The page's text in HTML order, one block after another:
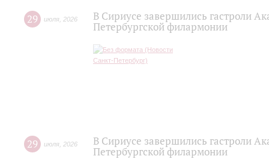
29 июля 2026
В Сириусе завершились гастроли
Петербургской филармонии
29 июля 2026
В Сириусе завершились гастроли
Петербургской филармонии